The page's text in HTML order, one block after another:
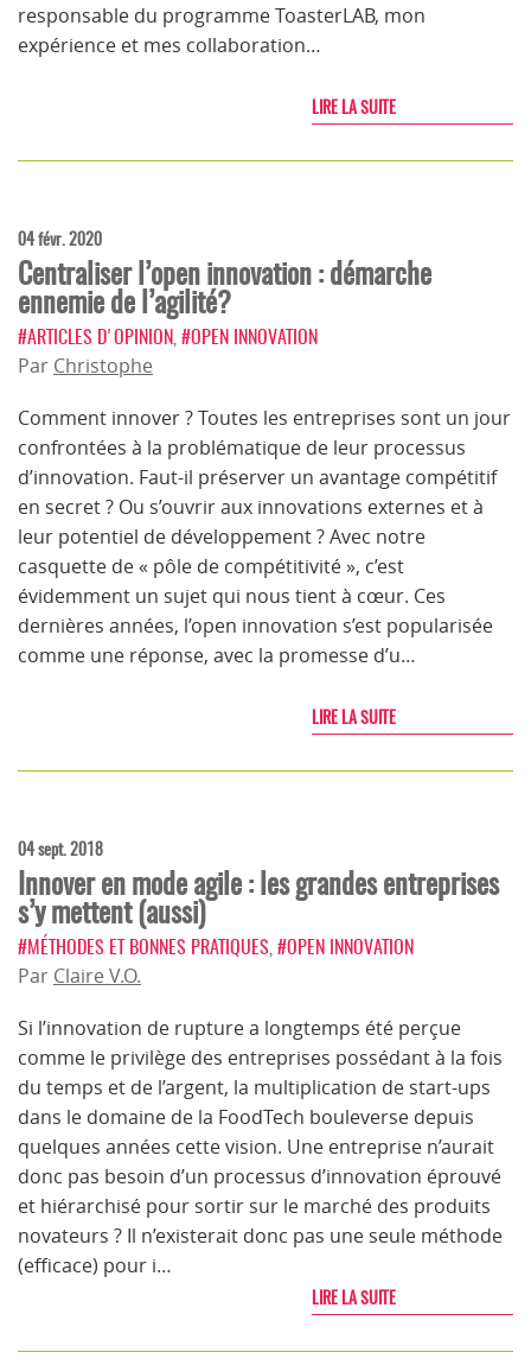
responsable du programme ToasterLAB, mon
expérience et mes collaboration…
LIRE LA SUITE
04 févr. 2020
Centraliser l’open innovation : démarche
ennemie de l’agilité?
#ARTICLES D'OPINION #OPEN INNOVATION
Par Christophe
Comment innover ? Toutes les entreprises sont un jour
confrontées à la problématique de leur processus
d’innovation. Faut-il préserver un avantage compétitif
en secret ? Ou s’ouvrir aux innovations externes et à
leur potentiel de développement ? Avec notre
casquette de « pôle de compétitivité », c’est
évidemment un sujet qui nous tient à cœur. Ces
dernières années, l’open innovation s’est popularisée
comme une réponse, avec la promesse d’u…
LIRE LA SUITE
04 sept. 2018
Innover en mode agile : les grandes entreprises
s’y mettent (aussi)
#MÉTHODES ET BONNES PRATIQUES #OPEN INNOVATION
Par Claire V.O.
Si l’innovation de rupture a longtemps été perçue
comme le privilège des entreprises possédant à la fois
du temps et de l’argent, la multiplication de start-ups
dans le domaine de la FoodTech bouleverse depuis
quelques années cette vision. Une entreprise n’aurait
donc pas besoin d’un processus d’innovation éprouvé
et hiérarchisé pour sortir sur le marché des produits
novateurs ? Il n’existerait donc pas une seule méthode
(efficace) pour i…
LIRE LA SUITE